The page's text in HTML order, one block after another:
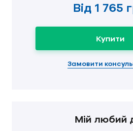
Від 1 765
Купити
Замовити
Мій любий